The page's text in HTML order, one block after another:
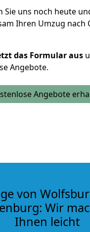
Sie uns noch heute
Ihren Umzug nach
das Formular aus
Angebote.
Angebote
von
Wir
Ihnen leicht